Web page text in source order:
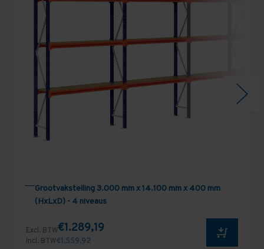
Grootvakstelling 3.000 mm x 14.100 mm x 400 mm
(HxLxD) - 4 niveaus
Excl. BTW€1.289,19
Incl. BTW€1.559,92